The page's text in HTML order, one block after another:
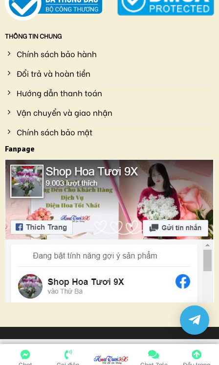
THÔNG TIN CHUNG
Chính sách bảo hành
Đổi trả và hoàn tiền
Hướng dẫn thanh toán
Vận chuyển và giao nhận
Chính sách bảo mật
Fanpage